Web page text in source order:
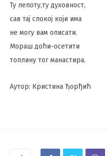
Ту лепоту,ту духовност,
сав тај спокој који има
не могу вам описати.
Мораш доћи-осетити
топлину тог манастира.
Аутор: Кристина Ђорђић